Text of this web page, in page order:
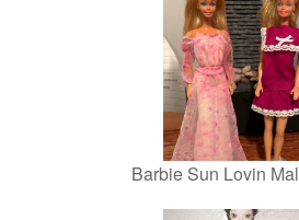
Barbie Sun Lovin